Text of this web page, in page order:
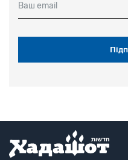
Ваш email